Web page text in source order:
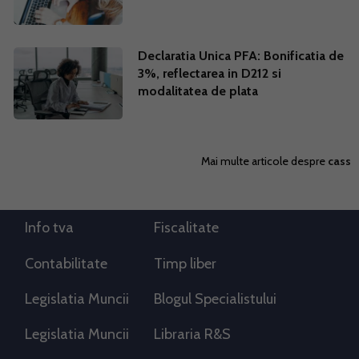
Declaratia Unica PFA: Bonificatia de
3%, reflectarea in D212 si
modalitatea de plata
Mai multe articole despre cass
Info tva Fiscalitate
Contabilitate Timp liber
Legislatia Muncii Blogul Specialistului
Legislatia Muncii Libraria R&S